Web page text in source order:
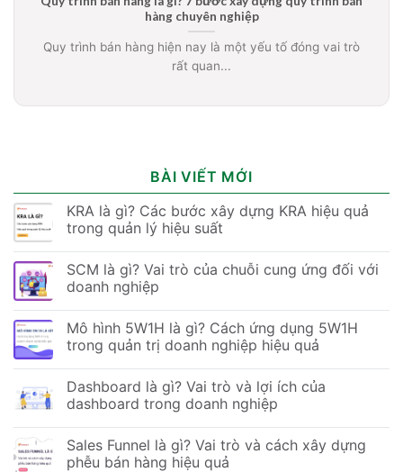
hàng chuyên nghiệp
Quy trình bán hàng hiện nay là một yếu tố đóng vai trò
rất quan...
BÀI VIẾT MỚI
KRA là gì? Các bước xây dựng KRA hiệu quả
trong quản lý hiệu suất
SCM là gì? Vai trò của chuỗi cung ứng đối với
doanh nghiệp
Mô hình 5W1H là gì? Cách ứng dụng 5W1H
trong quản trị doanh nghiệp hiệu quả
Dashboard là gì? Vai trò và lợi ích của
dashboard trong doanh nghiệp
Sales Funnel là gì? Vai trò và cách xây dựng
phễu bán hàng hiệu quả